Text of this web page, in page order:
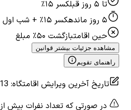
تا ۵ روز قبل
کسر ۱۵٪
۵ روز مانده
کسر ۱۵٪ + شب اول + ۵۰٪
حین اقامتبازگشت ۵۰٪ مبلغ
مشاهده جزئیات بیشتر قوانین
راهنمای تقویم
تاریخ آخرین ویرایش اقامتگاه:
در صورتی که تعداد نفرات بیش